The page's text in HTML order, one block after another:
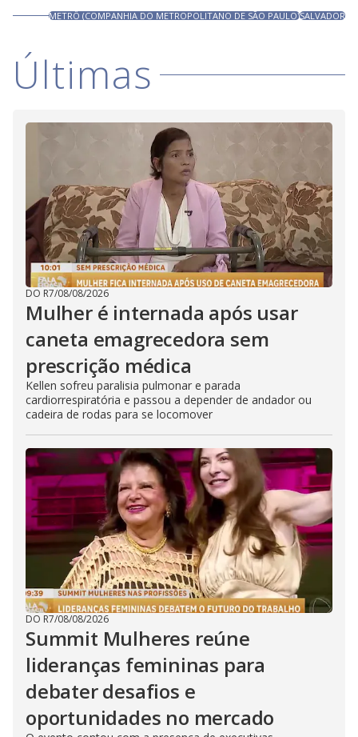
METRÔ (COMPANHIA DO METROPOLITANO DE SÃO PAULO)SALVADOR
Últimas
DO R7/08/08/2026
Mulher é internada após usar
caneta emagrecedora sem
prescrição médica
Kellen sofreu paralisia pulmonar e parada
cardiorrespiratória e passou a depender de andador ou
cadeira de rodas para se locomover
DO R7/08/08/2026
Summit Mulheres reúne
lideranças femininas para
debater desafios e
oportunidades no mercado